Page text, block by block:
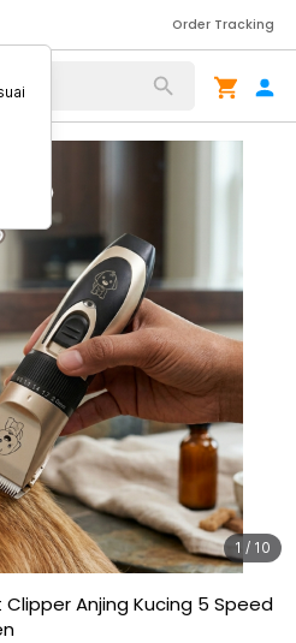
Order Tracking
1 / 10
Anjing Kucing 5 Speed